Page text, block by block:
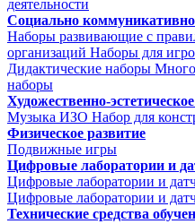
деятельности
Социально
Наборы развивающие с
организаций Наборы для
Дидактические наборы
наборы
Художественно-
Музыка ИЗО Набор для
Физическое развитие
Подвижные игры
Цифровые лаборатории и
Цифровые лаборатории и
Цифровые лаборатории и
Технические средства